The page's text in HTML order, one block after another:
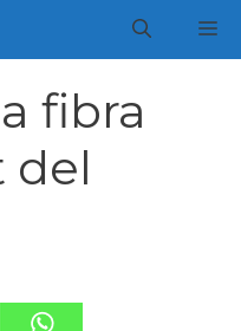
fibra
del